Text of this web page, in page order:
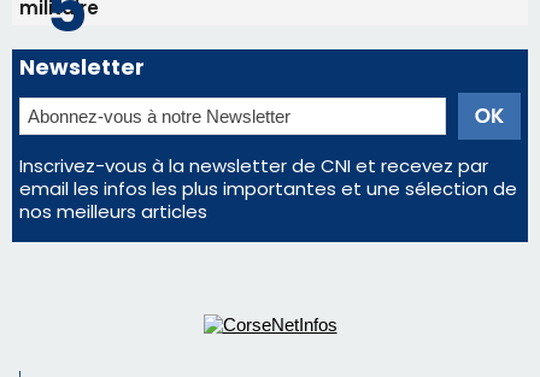
militaire
Newsletter
Inscrivez-vous à la newsletter de CNI et recevez par
email les infos les plus importantes et une sélection de
nos meilleurs articles